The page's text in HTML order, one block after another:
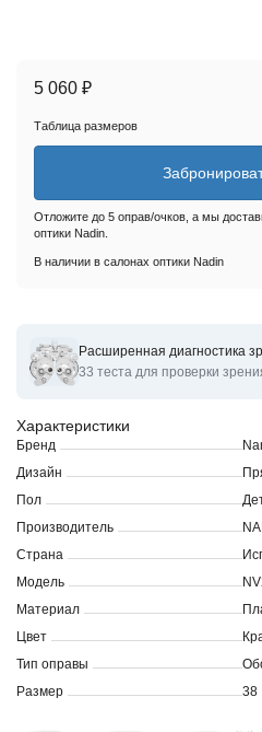
Оправы для очков
Характеристики
Бренд
Дизайн
Пол
Производитель
Страна
Модель
Материал
Цвет
Тип оправы
Размер
38
5 060 ₽
Таблица размеров
Отложите до 5 оправ/очков, а мы
оптики Nadin.
В наличии в салонах оптики Nadin
Расширенная диагностика
33 теста для проверки